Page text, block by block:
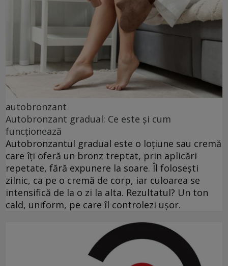
autobronzant
Autobronzant gradual: Ce este și cum
funcționează
Autobronzantul gradual este o loțiune sau cremă
care îți oferă un bronz treptat, prin aplicări
repetate, fără expunere la soare. Îl folosești
zilnic, ca pe o cremă de corp, iar culoarea se
intensifică de la o zi la alta. Rezultatul? Un ton
cald, uniform, pe care îl controlezi ușor.